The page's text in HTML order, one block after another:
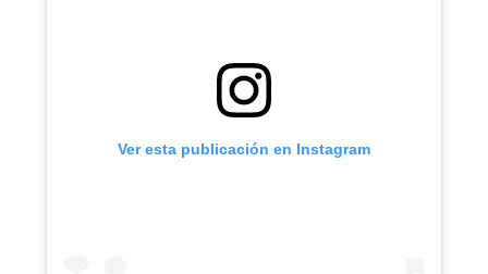
Ver esta publicación en Instagram